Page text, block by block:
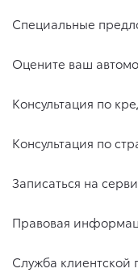
Специальные
Оцените ваш
Консультация по
Консультация по
Записаться на
Правовая
Служба клиентской